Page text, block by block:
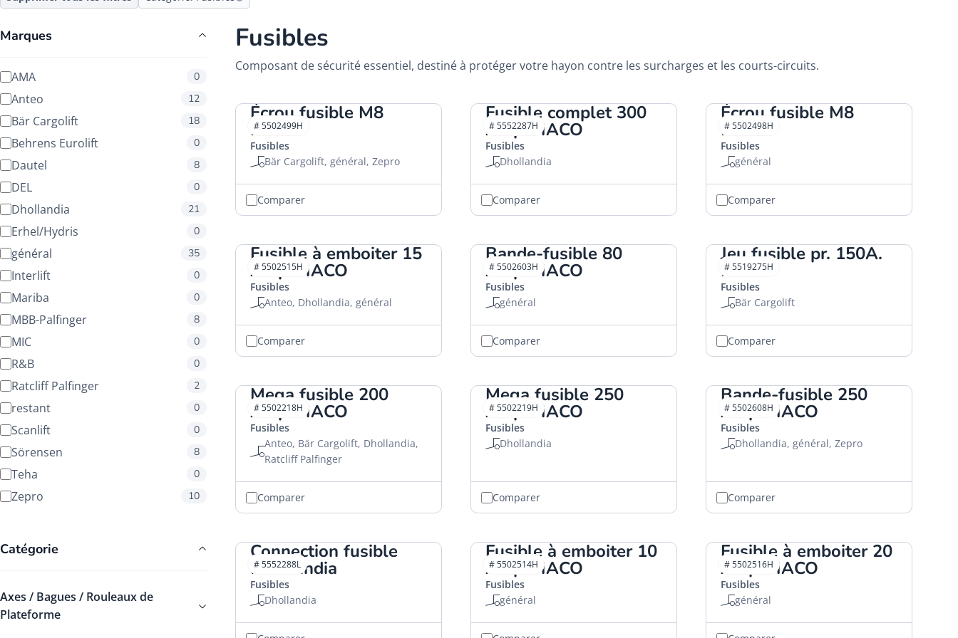
Marques
AMA 0
Anteo 12
Bär Cargolift 18
Behrens Eurolift 0
Dautel 8
DEL 0
Dhollandia 21
Erhel/Hydris 0
général 35
Interlift 0
Mariba 0
MBB-Palfinger 8
MIC 0
R&B 0
Ratcliff Palfinger 2
restant 0
Scanlift 0
Sörensen 8
Teha 0
Zepro 10
Catégorie
Axes / Bagues / Rouleaux de
Plateforme
Fusibles
Composant de sécurité essentiel, destiné à protéger votre hayon contre les surcharges et les courts-circuits.
Écrou fusible M8
HACO
Fusibles
Bär Cargolift, général, Zepro
# 5502499H
Comparer
Fusible complet 300
Amp. HACO
Fusibles
Dhollandia
# 5552287H
Comparer
Écrou fusible M8
HACO
Fusibles
général
# 5502498H
Comparer
Fusible à emboiter 15
Amp. HACO
Fusibles
Anteo, Dhollandia, général
# 5502515H
Comparer
Bande-fusible 80
Amp. HACO
Fusibles
général
# 5502603H
Comparer
Jeu fusible pr. 150A.
HACO
Fusibles
Bär Cargolift
# 5519275H
Comparer
Mega fusible 200
Amp. HACO
Fusibles
Anteo, Bär Cargolift, Dhollandia,
Ratcliff Palfinger
# 5502218H
Comparer
Mega fusible 250
Amp. HACO
Fusibles
Dhollandia
# 5502219H
Comparer
Bande-fusible 250
Amp. HACO
Fusibles
Dhollandia, général, Zepro
# 5502608H
Comparer
Connection fusible
Dhollandia
Fusibles
Dhollandia
# 5552288L
Fusible à emboiter 10
Amp. HACO
Fusibles
général
# 5502514H
Fusible à emboiter 20
Amp. HACO
Fusibles
général
# 5502516H